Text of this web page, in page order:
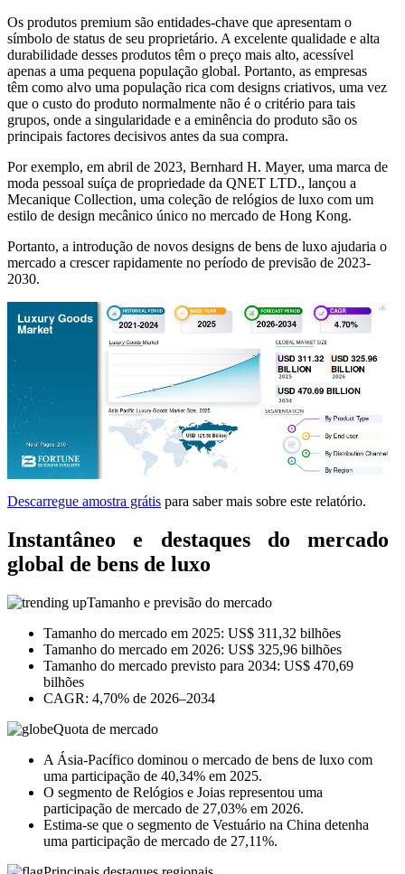
Os produtos premium são entidades-chave que apresentam o
símbolo de status de seu proprietário. A excelente qualidade e alta
durabilidade desses produtos têm o preço mais alto, acessível
apenas a uma pequena população global. Portanto, as empresas
têm como alvo uma população rica com designs criativos, uma vez
que o custo do produto normalmente não é o critério para tais
grupos, onde a singularidade e a eminência do produto são os
principais factores decisivos antes da sua compra.
Por exemplo, em abril de 2023, Bernhard H. Mayer, uma marca de
moda pessoal suíça de propriedade da QNET LTD., lançou a
Mecanique Collection, uma coleção de relógios de luxo com um
estilo de design mecânico único no mercado de Hong Kong.
Portanto, a introdução de novos designs de bens de luxo ajudaria o
mercado a crescer rapidamente no período de previsão de 2023-
2030.
Descarregue amostra grátis para saber mais sobre este relatório.
Instantâneo e destaques do mercado
global de bens de luxo
Tamanho e previsão do mercado
Tamanho do mercado em 2025: US$ 311,32 bilhões
Tamanho do mercado em 2026: US$ 325,96 bilhões
Tamanho do mercado previsto para 2034: US$ 470,69
bilhões
CAGR: 4,70% de 2026–2034
Quota de mercado
A Ásia-Pacífico dominou o mercado de bens de luxo com
uma participação de 40,34% em 2025.
O segmento de Relógios e Joias representou uma
participação de mercado de 27,03% em 2026.
Estima-se que o segmento de Vestuário na China detenha
uma participação de mercado de 27,11%.